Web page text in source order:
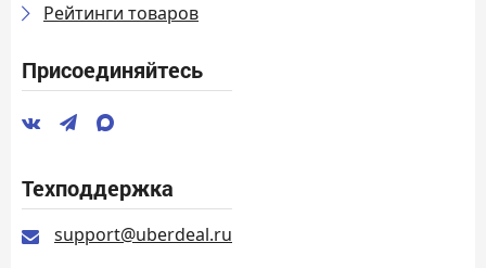
Рейтинги товаров
Присоединяйтесь
Техподдержка
support@uberdeal.ru